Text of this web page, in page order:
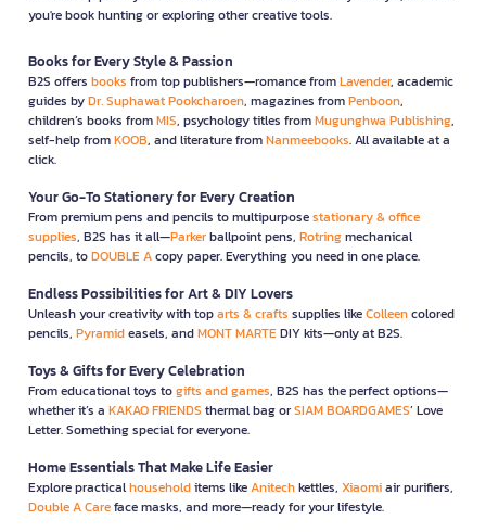
you're book hunting or exploring other creative tools.
Books for Every Style & Passion
B2S offers books from top publishers—romance fromLavender, academic
guides byDr. Suphawat Pookcharoen, magazines fromPenboon,
children’s books fromMIS, psychology titles fromMugunghwa Publishing,
self-help fromKOOB, and literature fromNanmeebooks. All available at a
click.
Your Go-To Stationery for Every Creation
From premium pens and pencils to multipurposestationary & office
supplies, B2S has it all—Parkerballpoint pens, Rotringmechanical
pencils, toDOUBLE Acopy paper. Everything you need in one place.
Endless Possibilities for Art & DIY Lovers
Unleash your creativity with toparts & crafts supplies likeColleencolored
pencils, Pyramideasels, andMONT MARTEDIY kits—only at B2S.
Toys & Gifts for Every Celebration
From educational toys togifts and games, B2S has the perfect options—
whether it’s a KAKAO FRIENDS thermal bag orSIAM BOARDGAMES’ Love
Letter. Something special for everyone.
Home Essentials That Make Life Easier
Explore practicalhouseholditems likeAnitechkettles, Xiaomiair purifiers,
Double A Careface masks, and more—ready for your lifestyle.